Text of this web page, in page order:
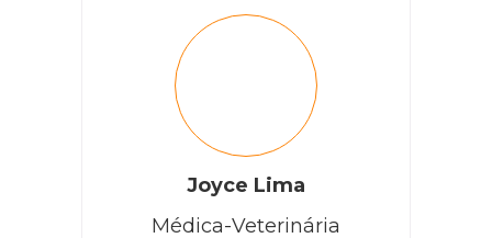
Joyce Lima
Médica-Veterinária